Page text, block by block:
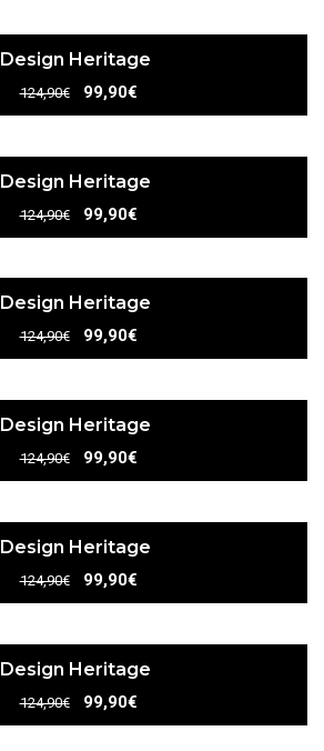
Design Heritage
124,90€ 99,90€
Design Heritage
124,90€ 99,90€
Design Heritage
124,90€ 99,90€
Design Heritage
124,90€ 99,90€
Design Heritage
124,90€ 99,90€
Design Heritage
124,90€ 99,90€